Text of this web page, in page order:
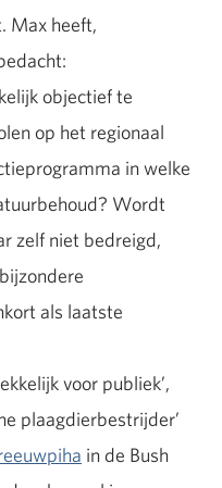
Max heeft,
objectief te
op het regionaal
in welke
Wordt
zelf niet bedreigd,
als laatste
voor publiek’,
plaagdierbestrijder’
in de Bush